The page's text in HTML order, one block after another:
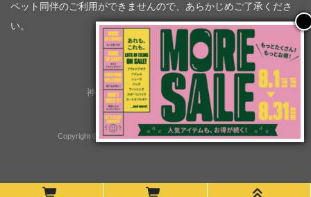
ペット同伴のご利用ができませんので、あらかじめご了承くださ
い。
神奈川トヨタ自動車（企業情報）
トヨタモビリティ神奈川
株式会社会社ＫＴグループ
Copyright © GOOD OPEN AIRS myX All Rights Reserved.